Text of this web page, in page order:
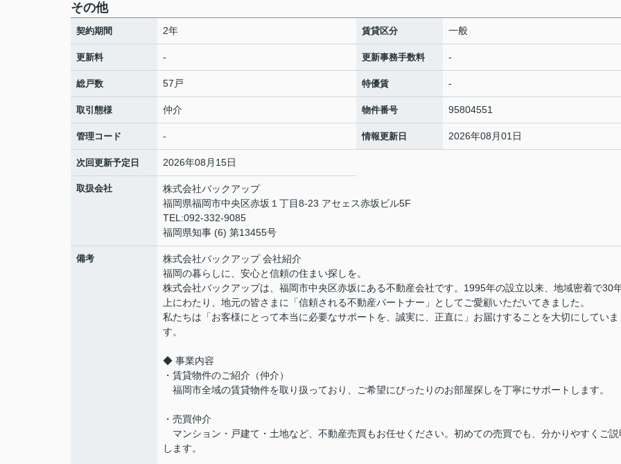
その他
契約期間 2年 賃貸区分 一般
更新料 - 更新事務手数料 -
総戸数 57戸 特優賃 -
取引態様 仲介 物件番号 95804551
管理コード - 情報更新日 2026年08月01日
次回更新予定日 2026年08月15日
取扱会社
株式会社バックアップ
福岡県福岡市中央区赤坂１丁目8-23 アセェス赤坂ビル5F
TEL:092-332-9085
福岡県知事 (6) 第13455号
備考
株式会社バックアップ 会社紹介
福岡の暮らしに、安心と信頼の住まい探しを。
株式会社バックアップは、福岡市中央区赤坂にある不動産会社です。1995年の設立以来、地域密着で30
上にわたり、地元の皆さまに「信頼される不動産パートナー」としてご愛顧いただいてきました。
私たちは「お客様にとって本当に必要なサポートを、誠実に、正直に」お届けすることを大切にしていま
す。
◆ 事業内容
・賃貸物件のご紹介（仲介）
福岡市全域の賃貸物件を取り扱っており、ご希望にぴったりのお部屋探しを丁寧にサポートします。
・売買仲介
マンション・戸建て・土地など、不動産売買もお任せください。初めての売買でも、分かりやすくご説
します。